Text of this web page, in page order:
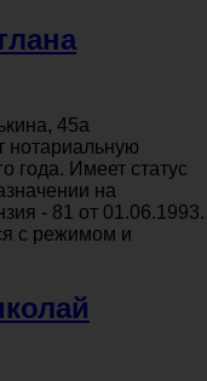
45а
нотариальную
года. Имеет статус
на
- 81 от 01.06.1993.
с режимом и